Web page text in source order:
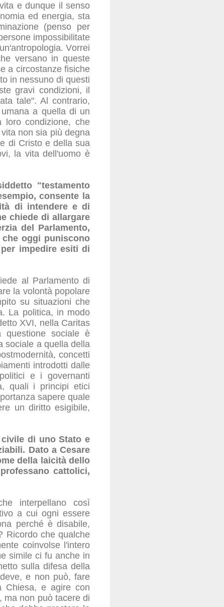
e dunque il senso
ed energia, sta
(penso per
impossibilitate
Vorrei
versano in queste
a circostanze fisiche
in nessuno di questi
gravi condizioni, il
tale". Al contrario,
a quella di un
loro condizione, che
non sia più degna
di Cristo e della sua
la vita dell'uomo è
"testamento
consente la
di intendere e di
chiede di allargare
del Parlamento,
oggi puniscono
impedire esiti di
al Parlamento di
la volontà popolare
su situazioni che
La politica, in modo
XVI, nella Caritas
questione sociale è
sociale a quella della
concetti
introdotti dalle
e i governanti
quali i principi etici
sapere quale
un diritto esigibile,
di uno Stato e
Dato a Cesare
della laicità dello
cattolici,
interpellano così
a cui ogni essere
perché è disabile,
Ricordo che qualche
coinvolse l'intero
simile ci fu anche in
sulla difesa della
e non può, fare
Chiesa, e agire con
ma non può tacere di